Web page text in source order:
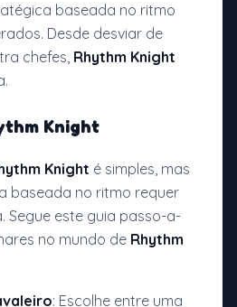
baseada no ritmo
Desde desviar de
chefes, Rhythm Knight
Knight
Knight é simples, mas
baseada no ritmo requer
Segue este guia passo-a-
no mundo de Rhythm
: Escolhe entre uma